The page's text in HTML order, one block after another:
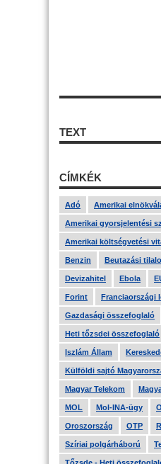
TEXT
CÍMKÉK
Adó Amerikai
Amerikai gyorsjelentési
Amerikai költségvetési
Benzin Beutazási
Devizahitel Ebola
Forint Franciaországi
Gazdasági összefoglaló
Heti tőzsdei összefoglaló
Iszlám Állam
Külföldi sajtó
Magyar Telekom
MOL Mol-INA-ügy
Oroszország OTP
Szíriai polgárháború